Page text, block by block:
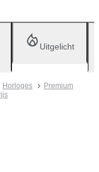
Uitgelicht
Horloges
Premium